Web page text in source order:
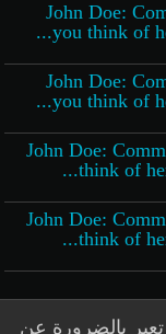
John Doe:
you think of
John Doe:
you think of
John Doe:
think of
John Doe:
think of
تعبر بالضرورة عن